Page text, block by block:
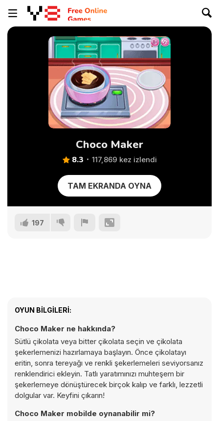
Choco Maker
8.3 117,869 kez izlendi
TAM EKRANDA OYNA
197
OYUN BILGILERI:
Choco Maker ne hakkında?
Sütlü çikolata veya bitter çikolata seçin ve çikolata
şekerlemenizi hazırlamaya başlayın. Önce çikolatayı
eritin, sonra tereyağı ve renkli şekerlemeleri seviyorsanız
renklendirici ekleyin. Tatlı yaratımınızı muhteşem bir
şekerlemeye dönüştürecek birçok kalıp ve farklı, lezzetli
dolgular var. Keyfini çıkarın!
Choco Maker mobilde oynanabilir mi?